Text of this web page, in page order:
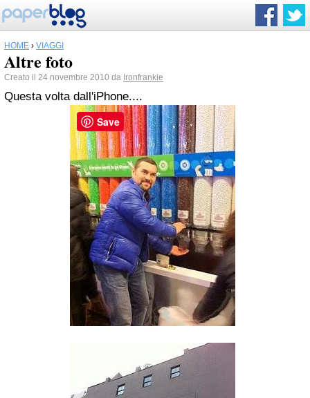
HOME › VIAGGI
Altre foto
Creato il 24 novembre 2010 da Ironfrankie
Questa volta dall'iPhone....
Save